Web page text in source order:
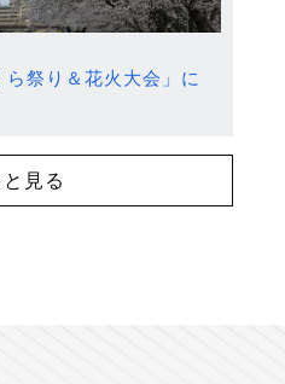
ら祭り＆花火大会」に
と見る